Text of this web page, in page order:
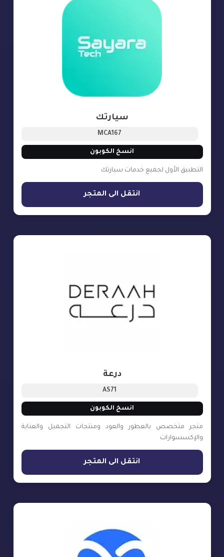
سيارتك
MCA167
انسخ الكوبون
التطبيق الأول لجميع خدمات سيارتك
انتقل الى المتجر
درعة
AS71
انسخ الكوبون
متجر متخصص بالعطور والعود ومنتجات التجميل والعناية
والإكسسوارات
انتقل الى المتجر